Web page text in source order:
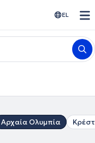
EL
Αρχαία Ολυμπία